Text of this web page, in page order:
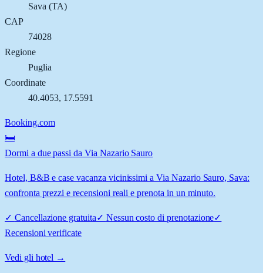
Sava (TA)
CAP
74028
Regione
Puglia
Coordinate
40.4053, 17.5591
Booking.com
🛏️
Dormi a due passi da Via Nazario Sauro
Hotel, B&B e case vacanza vicinissimi a Via Nazario Sauro, Sava:
confronta prezzi e recensioni reali e prenota in un minuto.
✓ Cancellazione gratuita✓ Nessun costo di prenotazione✓
Recensioni verificate
Vedi gli hotel →